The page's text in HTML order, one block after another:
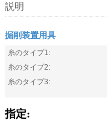
説明
掘削装置用具
糸のタイプ1:
糸のタイプ2:
糸のタイプ3:
指定: